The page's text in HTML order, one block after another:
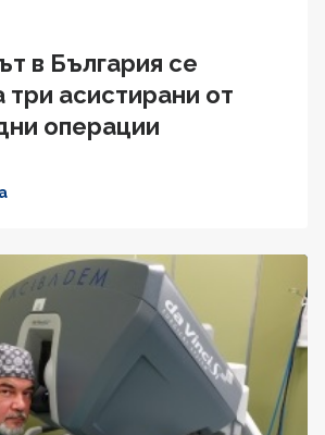
в България се
асистирани от
операции